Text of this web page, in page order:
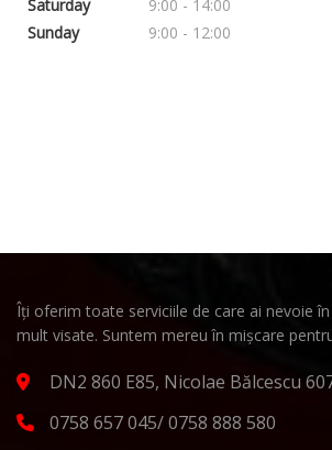
Saturday
9:00 - 14:00
Sunday
9:00 - 12:00
Îți oferim toate serviciile de care ai nevoie
mult visate. Suntem mereu în mișcare
DN2 860 E85, Nicolae Bălcescu
0758 657 045/ 0758 888 580